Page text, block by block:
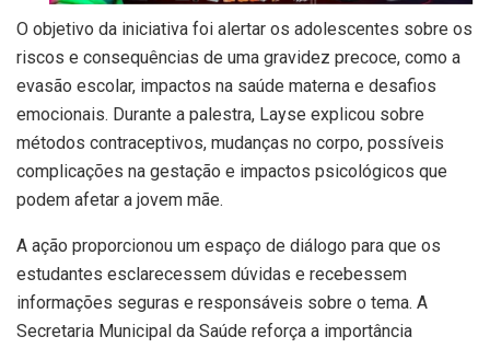
O objetivo da iniciativa foi alertar os adolescentes sobre os
riscos e consequências de uma gravidez precoce, como a
evasão escolar, impactos na saúde materna e desafios
emocionais. Durante a palestra, Layse explicou sobre
métodos contraceptivos, mudanças no corpo, possíveis
complicações na gestação e impactos psicológicos que
podem afetar a jovem mãe.
A ação proporcionou um espaço de diálogo para que os
estudantes esclarecessem dúvidas e recebessem
informações seguras e responsáveis sobre o tema. A
Secretaria Municipal da Saúde reforça a importância